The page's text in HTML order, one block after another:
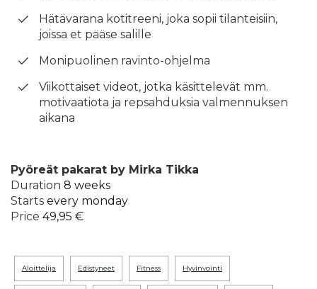
Hätävarana kotitreeni, joka sopii tilanteisiin,
joissa et pääse salille
Monipuolinen ravinto-ohjelma
Viikottaiset videot, jotka käsittelevät mm.
motivaatiota ja repsahduksia valmennuksen
aikana
Pyöreät pakarat by Mirka Tikka
Duration 8 weeks
Starts every monday
Price 49,95 €
aloittelija edistyneet fitness hyvinvointi